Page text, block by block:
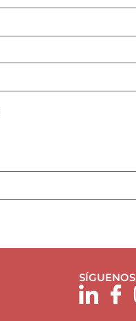
SÍGUENOS